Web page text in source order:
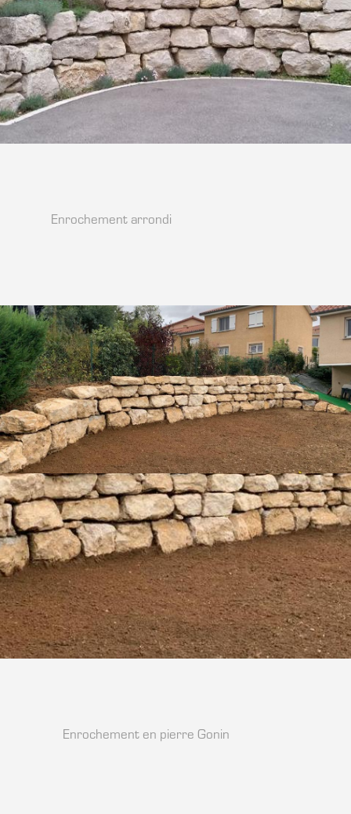
Enrochement arrondi
Enrochement en pierre Gonin